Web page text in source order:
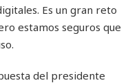
Es un gran reto
estamos seguros que
del presidente